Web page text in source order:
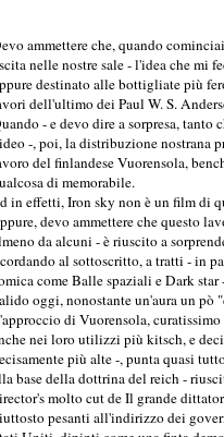
ammettere che, quando
nelle nostre sale - l'idea che mi
destinato alle bottigliate più
dell'ultimo dei Paul W. S.
- e devo dire a sorpresa,
-, poi, la distribuzione nostrana
del finlandese Vuorensola,
di memorabile.
in effetti, Iron sky non è un film di
devo ammettere che questo
da alcuni - è riuscito a
al sottoscritto, a tratti - in
come Balle spaziali e Dark
oggi, nonostante un'aura un pò
di Vuorensola,
nei loro utilizzi più kitsch, e
più alte -, punta quasi
base della dottrina del reich -
molto cut de Il grande
pesanti all'indirizzo dei